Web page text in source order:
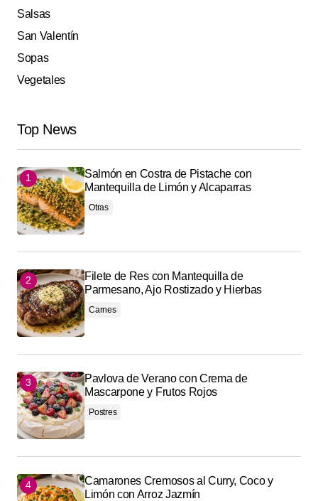
Salsas
San Valentín
Sopas
Vegetales
Top News
Salmón en Costra de Pistache con
Mantequilla de Limón y Alcaparras
Otras
Filete de Res con Mantequilla de
Parmesano, Ajo Rostizado y Hierbas
Carnes
Pavlova de Verano con Crema de
Mascarpone y Frutos Rojos
Postres
Camarones Cremosos al Curry, Coco y
Limón con Arroz Jazmín